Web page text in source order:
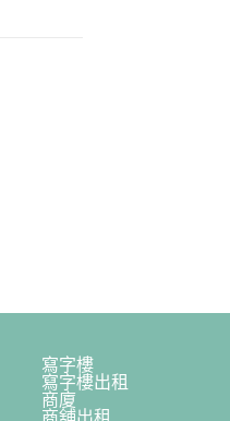
寫字樓
寫字樓出租
商廈